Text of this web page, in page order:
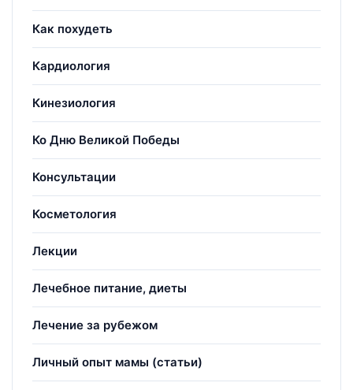
Как похудеть
Кардиология
Кинезиология
Ко Дню Великой Победы
Консультации
Косметология
Лекции
Лечебное питание, диеты
Лечение за рубежом
Личный опыт мамы (статьи)